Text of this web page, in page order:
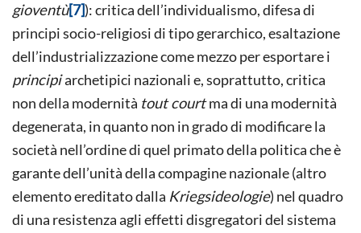
gioventù[7]): critica dell’individualismo, difesa di
principi socio-religiosi di tipo gerarchico, esaltazione
dell’industrializzazione come mezzo per esportare i
principiarchetipici nazionali e, soprattutto, critica
non della modernità tout courtma di una modernità
degenerata, in quanto non in grado di modificare la
società nell’ordine di quel primato della politica che è
garante dell’unità della compagine nazionale (altro
elemento ereditato dalla Kriegsideologie) nel quadro
di una resistenza agli effetti disgregatori del sistema